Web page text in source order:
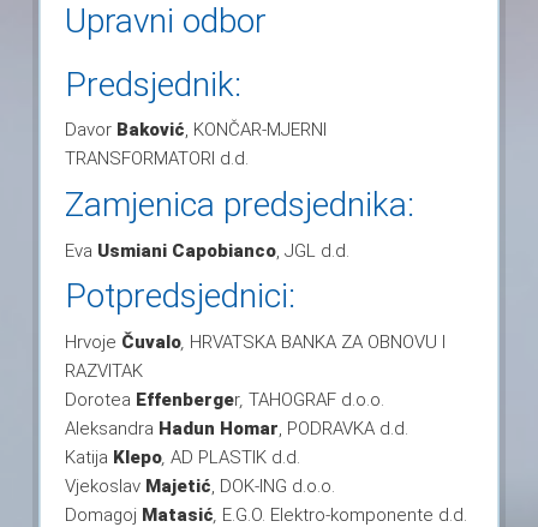
Upravni odbor
Predsjednik:
Davor Baković, KONČAR-MJERNI
TRANSFORMATORI d.d.
Zamjenica predsjednika:
Eva Usmiani Capobianco, JGL d.d.
Potpredsjednici:
Hrvoje Čuvalo, HRVATSKA BANKA ZA OBNOVU I
RAZVITAK
Dorotea Effenberger, TAHOGRAF d.o.o.
Aleksandra Hadun Homar, PODRAVKA d.d.
Katija Klepo, AD PLASTIK d.d.
Vjekoslav Majetić, DOK-ING d.o.o.
Domagoj Matasić, E.G.O. Elektro-komponente d.d.